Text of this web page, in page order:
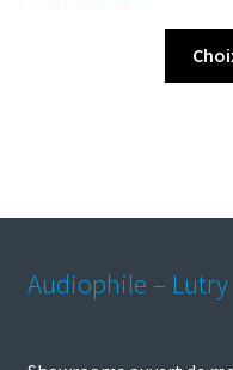
Audiophile – Lutry